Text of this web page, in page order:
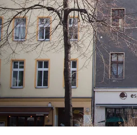
veranstaltungen
shop
fragen & hilfe
unterstützen
abo
genossenschaft